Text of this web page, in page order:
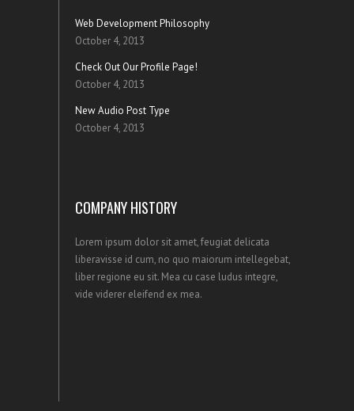
Web Development Philosophy
October 4, 2013
Check Out Our Profile Page!
October 4, 2013
New Audio Post Type
October 4, 2013
COMPANY HISTORY
Lorem ipsum dolor sit amet, feugiat delicata
liberavisse id cum, no quo maiorum intellegebat,
liber regione eu sit. Mea cu case ludus integre,
vide viderer eleifend ex mea.